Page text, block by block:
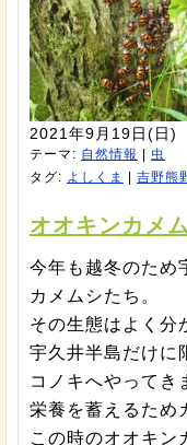
2021年9月19日(日)
テーマ: 自然情報
虫
タグ: よしくま 吉野熊
オオキンカメ
今年も越冬のため
カメムシたち。
その生態はよく分
宇久井半島だけに
コノキへやってき
栄養を蓄えるため
この時のオオキン